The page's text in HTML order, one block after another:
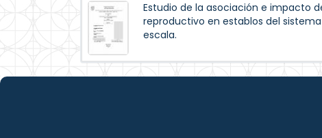
Estudio de la asociación e impacto
reproductivo en establos del
escala.